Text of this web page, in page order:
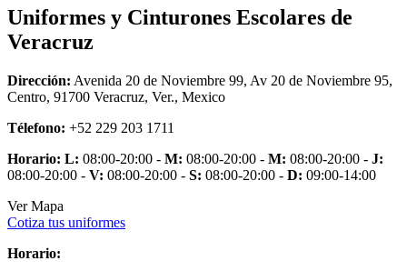
Uniformes y Cinturones Escolares de
Veracruz
Dirección: Avenida 20 de Noviembre 99, Av 20 de Noviembre 95,
Centro, 91700 Veracruz, Ver., Mexico
Télefono: +52 229 203 1711
Horario: L: 08:00-20:00 - M: 08:00-20:00 - M: 08:00-20:00 - J:
08:00-20:00 - V: 08:00-20:00 - S: 08:00-20:00 - D: 09:00-14:00
Ver Mapa
Cotiza tus uniformes
Horario: